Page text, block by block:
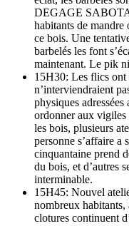
DEGAGE
habitants de mandre
ce bois. Une
barbelés les font
maintenant. Le pik
15H30: Les flics ont
n’interviendraient
physiques
ordonner aux vigiles
les bois, plusieurs
personne s’affaire a
cinquantaine prend
du bois, et d’autres
interminable.
15H45: Nouvel
nombreux habitants,
clotures continuent